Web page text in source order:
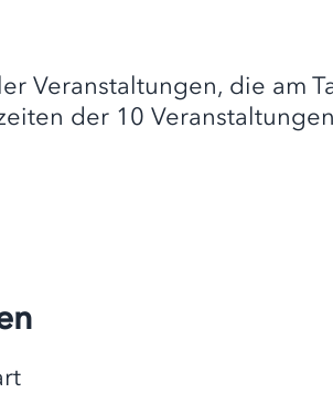
Veranstaltungen, die am
der 10